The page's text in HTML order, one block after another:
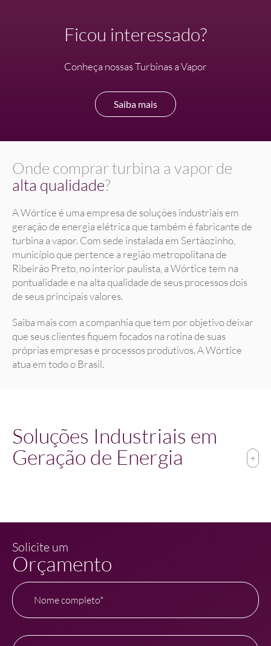
Ficou interessado?
Conheça nossas Turbinas a Vapor
Saiba mais
Onde comprar turbina a vapor de
alta qualidade?
A Wórtice é uma empresa de soluções industriais em
geração de energia elétrica que também é fabricante de
turbina a vapor. Com sede instalada em Sertãozinho,
município que pertence a região metropolitana de
Ribeirão Preto, no interior paulista, a Wórtice tem na
pontualidade e na alta qualidade de seus processos dois
de seus principais valores.
Saiba mais com a companhia que tem por objetivo deixar
que seus clientes fiquem focados na rotina de suas
próprias empresas e processos produtivos. A Wórtice
atua em todo o Brasil.
Soluções Industriais em
Geração de Energia
Solicite um
Orçamento
Nome completo*